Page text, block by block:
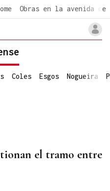
Obras en la avenida de
Coles Esgos Nogueira
el tramo entre